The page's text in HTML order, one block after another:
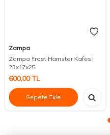
Zampa
Zampa Frost Hamster Kafesi
23x17x25
600,00TL
Sepete Ekle